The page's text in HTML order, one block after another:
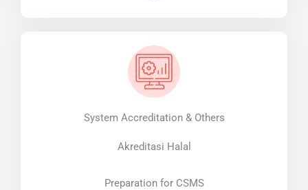
System Accreditation & Others
Akreditasi Halal
Preparation for CSMS